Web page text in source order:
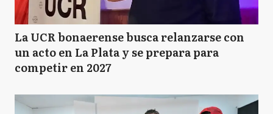
La UCR bonaerense busca relanzarse con
un acto en La Plata y se prepara para
competir en 2027